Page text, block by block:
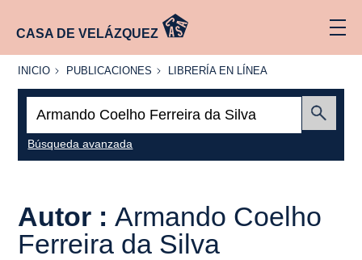
CASA DE VELÁZQUEZ
INICIO
INICIO PUBLICACIONES
PUBLICACIONES
LIBRERÍA
LÍNEA
LIBRERÍA EN LÍNEA
Búsqueda avanzada
Autor : Armando Coelho
Ferreira da Silva